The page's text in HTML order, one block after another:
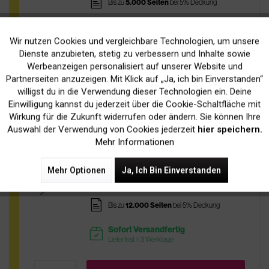
Bis zu5.000 Seiten bei 5% Deckung
Bestellbar, Lieferfrist 5-14 Werktage
In DenWarenkorb
Original Xerox 106R01220 Toner Yellow
387,90 € *
pages Bis zu12.000 Seitenbei 5% Deckung
readytoship Sofort Versandfertig
Lieferfrist 1-3 Werktage
Funktionale Aktiv
Marketing Inaktiv
Tracking Inaktiv
Wir nutzen Cookies und vergleichbare Technologien, um unsere
Dienste anzubieten, stetig zu verbessern und Inhalte sowie
Werbeanzeigen personalisiert auf unserer Website und
Partnerseiten anzuzeigen. Mit Klick auf „Ja, ich bin Einverstanden“
willigst du in die Verwendung dieser Technologien ein. Deine
Einwilligung kannst du jederzeit über die Cookie-Schaltfläche mit
Wirkung für die Zukunft widerrufen oder ändern. Sie können Ihre
Auswahl der Verwendung von Cookies jederzeit hier speichern.
Mehr Informationen
Mehr Optionen Ja, Ich Bin Einverstanden